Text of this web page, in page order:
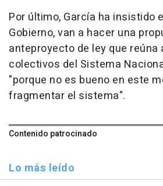
Por último, García ha insistido
Gobierno, van a hacer una
anteproyecto de ley que reúna
colectivos del Sistema
"porque no es bueno en este
fragmentar el sistema".
Contenido patrocinado
Lo más leído